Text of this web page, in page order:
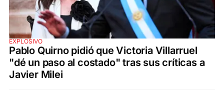
EXPLOSIVO
Pablo Quirno pidió que Victoria Villarruel
"dé un paso al costado" tras sus críticas a
Javier Milei